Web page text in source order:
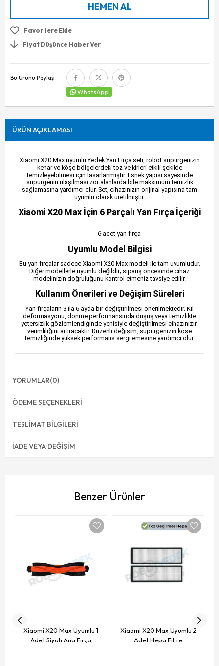
Favorilere Ekle
Fiyat Düşünce Haber Ver
Bu Ürünü Paylaş :
WhatsApp
ÜRÜN AÇIKLAMASI
Xiaomi X20 Max uyumlu Yedek Yan Fırça seti, robot süpürgenizin
kenar ve köşe bölgelerdeki toz ve kirleri etkili şekilde
temizleyebilmesi için tasarlanmıştır. Esnek yapısı sayesinde
süpürgenin ulaşılması zor alanlarda bile maksimum temizlik
sağlamasına yardımcı olur. Set, cihazınızın orijinal yapısına tam
uyumlu olarak üretilmiştir.
Xiaomi X20 Max İçin 6 Parçalı Yan Fırça İçeriği
6 adet yan fırça
Uyumlu Model Bilgisi
Bu yan fırçalar sadece Xiaomi X20 Max modeli ile tam uyumludur.
Diğer modellerle uyumlu değildir; sipariş öncesinde cihaz
modelinizin doğruluğunu kontrol etmeniz tavsiye edilir.
Kullanım Önerileri ve Değişim Süreleri
Yan fırçaların 3 ila 6 ayda bir değiştirilmesi önerilmektedir. Kıl
deformasyonu, dönme performansında düşüş veya temizlikte
yetersizlik gözlemlendiğinde yenisiyle değiştirilmesi cihazınızın
verimliliğini artıracaktır. Düzenli değişim, süpürgenizin köşe
temizliğinde yüksek performans sergilemesine yardımcı olur.
YORUMLAR(0)
ÖDEME SEÇENEKLERI
TESLIMAT BILGILERI
İADE VEYA DEĞIŞIM
Benzer Ürünler
Xiaomi X20 Max Uyumlu 1
Adet Siyah Ana Fırça
Xiaomi X20 Max Uyumlu 2
Adet Hepa Filtre